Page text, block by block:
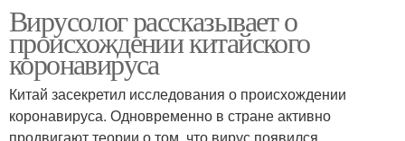
Вирусолог рассказывает о
происхождении китайского
коронавируса
Китай засекретил исследования о происхождении
коронавируса. Одновременно в стране активно